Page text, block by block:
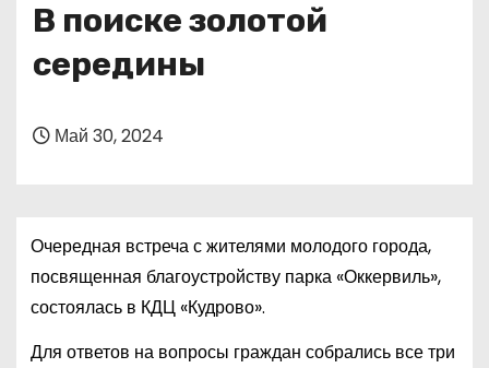
В поиске золотой
середины
Май 30, 2024
Очередная встреча с жителями молодого города,
посвященная благоустройству парка «Оккервиль»,
состоялась в КДЦ «Кудрово».
Для ответов на вопросы граждан собрались все три